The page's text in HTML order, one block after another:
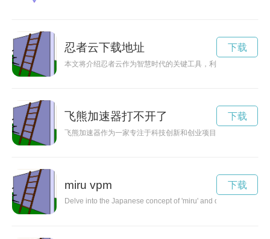
忍者云下载地址
本文将介绍忍者云作为智慧时代的关键工具，利用云计算技术
下载
飞熊加速器打不开了
飞熊加速器作为一家专注于科技创新和创业项目孵化的机构，
下载
miru vpm
Delve into the Japanese concept of 'miru' and discover the
下载